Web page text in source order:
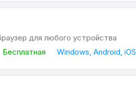
для любого устройства
Бесплатная Windows, Android, iOS